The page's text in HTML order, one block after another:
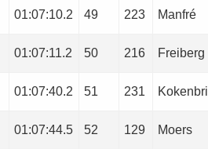
01:07:10.2 49 223 Manfré
01:07:11.2 50 216 Freiberg
01:07:40.2 51 231
01:07:44.5 52 129 Moers